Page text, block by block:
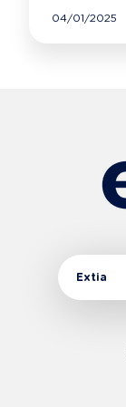
04/01/2025
Extia